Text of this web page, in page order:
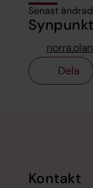
Senast
Dela
Kontakt